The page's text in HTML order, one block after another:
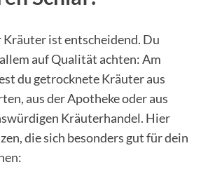
Kräuter ist entscheidend. Du
auf Qualität achten: Am
du getrocknete Kräuter aus
aus der Apotheke oder aus
Kräuterhandel. Hier
die sich besonders gut für dein